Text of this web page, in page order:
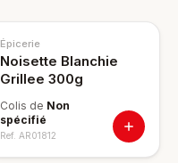
Épicerie
Noisette Blanchie
Grillee 300g
Colis de Non
spécifié
Ref. AR01812